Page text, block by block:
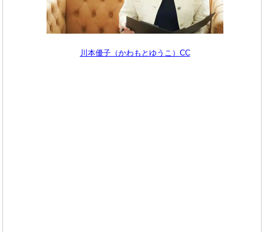
川本優子（かわもとゆうこ）CC